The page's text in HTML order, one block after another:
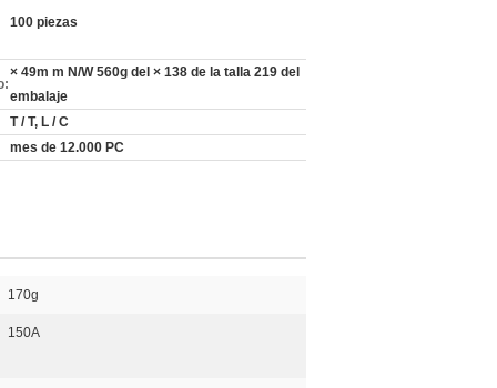
100 piezas
× 49m m N/W 560g del × 138 de la talla 219 del
embalaje
T / T, L / C
mes de 12.000 PC
170g
150A